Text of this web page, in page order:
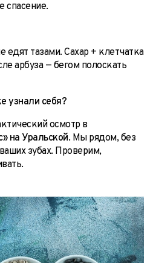
спасение.
тазами. Сахар + клетчатка
арбуза — бегом полоскать
узнали себя?
осмотр в
на Уральской. Мы рядом, без
зубах. Проверим,